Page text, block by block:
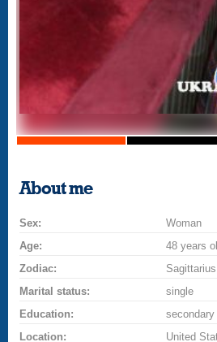
About me
Sex:
Woman
Age:
48 years
Zodiac:
Sagittarius
Marital status:
single
Education:
secondary
Location:
United